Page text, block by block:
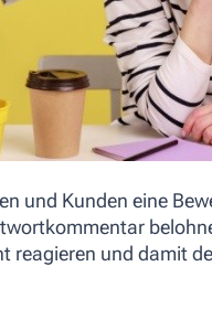
und Kunden eine
reagieren und damit